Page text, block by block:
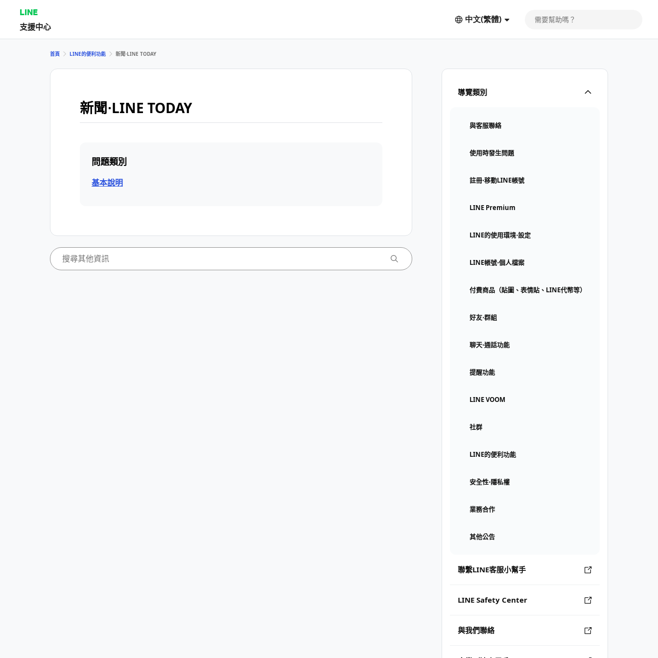
LINE
支援中心
中文(繁體)
導覽類別
與客服聯絡
使用時發生問題
註冊⋅移動LINE帳號
LINE Premium
LINE的使用環境⋅設定
LINE帳號⋅個人檔案
付費商品（貼圖、表情貼、LINE代幣等）
好友⋅群組
聊天⋅通話功能
提醒功能
LINE VOOM
社群
LINE的便利功能
安全性⋅隱私權
業務合作
其他公告
聯繫LINE客服小幫手
LINE Safety Center
與我們聯絡
首頁 LINE的便利功能 新聞⋅LINE TODAY
新聞⋅LINE TODAY
問題類別
基本說明